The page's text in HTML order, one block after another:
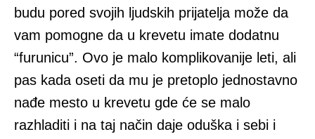
budu pored svojih ljudskih prijatelja može da
vam pomogne da u krevetu imate dodatnu
“furunicu”. Ovo je malo komplikovanije leti, ali
pas kada oseti da mu je pretoplo jednostavno
nađe mesto u krevetu gde će se malo
razhladiti i na taj način daje oduška i sebi i